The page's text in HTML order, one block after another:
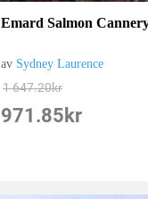
Emard Salmon
av Sydney Laurence
1 647.20kr
971.85 kr